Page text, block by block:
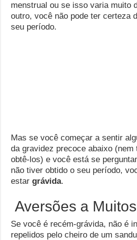
menstrual ou se isso varia muito
outro, você não pode ter certeza
seu período.
Mas se você começar a sentir
da gravidez precoce abaixo (nem
obtê-los) e você está se
não tiver obtido o seu período,
estargrávida.
Aversões a
Se você é recém-grávida, não é
repelidos pelo cheiro de um